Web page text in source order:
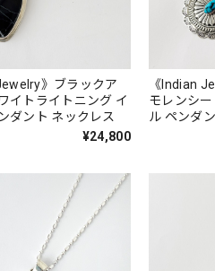
》ブラックア
イトライトニング イ
ダント ネックレス
¥24,800
《Indian
モレンシ
ル ペンダ